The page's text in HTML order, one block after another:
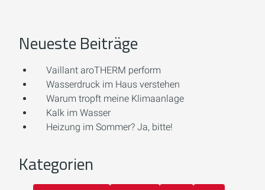
Neueste Beiträge
Vaillant aroTHERM perform
Wasserdruck im Haus verstehen
Warum tropft meine Klimaanlage
Kalk im Wasser
Heizung im Sommer? Ja, bitte!
Kategorien